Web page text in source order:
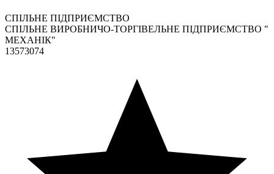
СПІЛЬНЕ ПІДПРИЄМСТВО
СПІЛЬНЕ ВИРОБНИЧО-ТОРГІВЕЛЬНЕ ПІДПРИЄМСТВО "
МЕХАНІК"
13573074